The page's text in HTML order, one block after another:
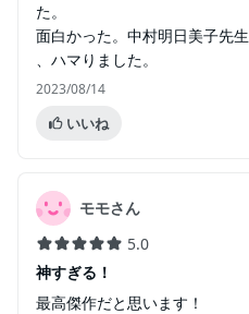
た。
面白かった。中村明日美子先生
、ハマりました。
2023/08/14
いいね
モモさん
5.0
神すぎる！
最高傑作だと思います！